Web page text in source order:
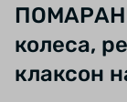
колеса,
клаксон